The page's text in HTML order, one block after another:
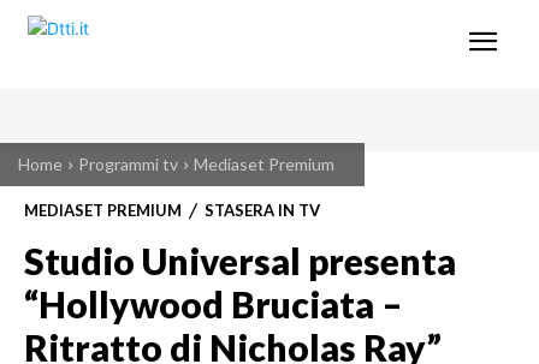
Home Programmi tv Mediaset Premium
MEDIASET PREMIUM STASERA IN TV
Studio Universal presenta
“Hollywood Bruciata –
Ritratto di Nicholas Ray”